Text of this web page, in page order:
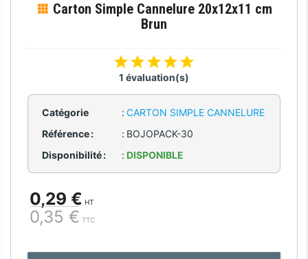
Carton Simple Cannelure 20x12x11 cm
Brun
1 évaluation(s)
Catégorie : CARTON SIMPLE CANNELURE
Référence :
: BOJOPACK-30
Disponibilité :
: DISPONIBLE
0,29 € HT
0,35 € TTC